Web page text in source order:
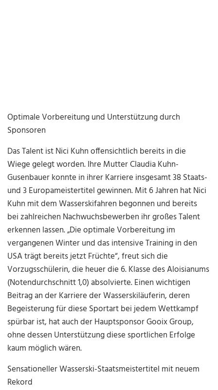
Optimale Vorbereitung und Unterstützung durch
Sponsoren
Das Talent ist Nici Kuhn offensichtlich bereits in die
Wiege gelegt worden. Ihre Mutter Claudia Kuhn-
Gusenbauer konnte in ihrer Karriere insgesamt 38 Staats-
und 3 Europameistertitel gewinnen. Mit 6 Jahren hat Nici
Kuhn mit dem Wasserskifahren begonnen und bereits
bei zahlreichen Nachwuchsbewerben ihr großes Talent
erkennen lassen. „Die optimale Vorbereitung im
vergangenen Winter und das intensive Training in den
USA trägt bereits jetzt Früchte“, freut sich die
Vorzugsschülerin, die heuer die 6. Klasse des Aloisianums
(Notendurchschnitt 1,0) absolvierte. Einen wichtigen
Beitrag an der Karriere der Wasserskiläuferin, deren
Begeisterung für diese Sportart bei jedem Wettkampf
spürbar ist, hat auch der Hauptsponsor Gooix Group,
ohne dessen Unterstützung diese sportlichen Erfolge
kaum möglich wären.
Sensationeller Wasserski-Staatsmeistertitel mit neuem
Rekord